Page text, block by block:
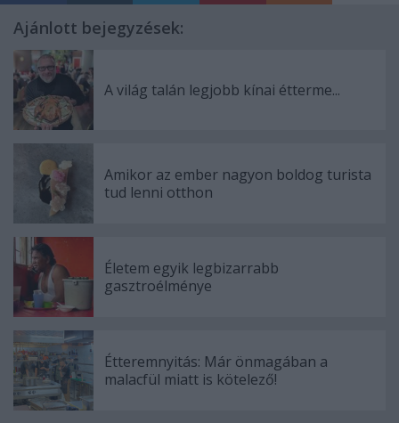
Ajánlott bejegyzések:
A világ talán legjobb kínai étterme...
Amikor az ember nagyon boldog turista
tud lenni otthon
Életem egyik legbizarrabb
gasztroélménye
Étteremnyitás: Már önmagában a
malacfül miatt is kötelező!